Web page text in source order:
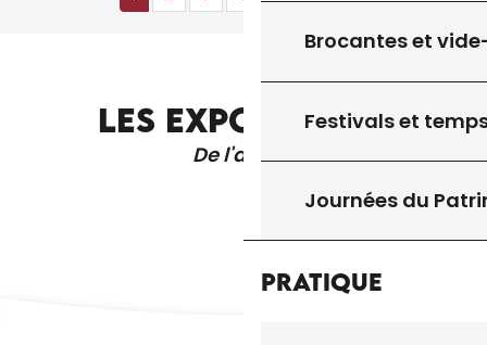
Brocantes et
Festivals et
Journées du
Pratique
LES EXPOSITIONS
De l'année